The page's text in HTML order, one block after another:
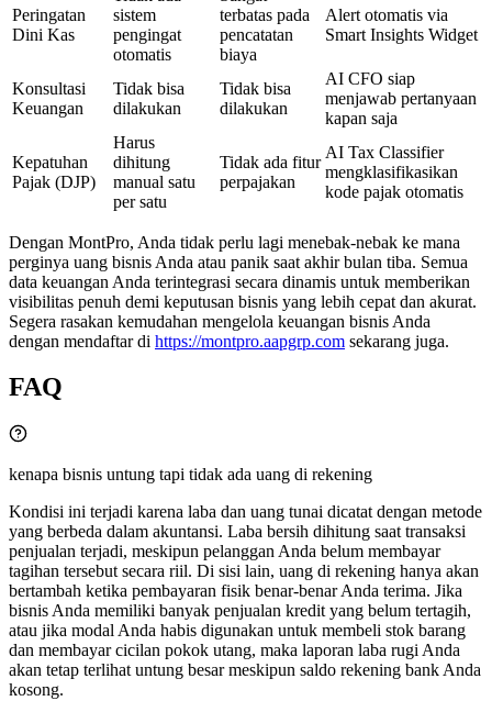
Peringatan
Dini Kas
sistem
pengingat
otomatis
terbatas pada
pencatatan
biaya
Alert otomatis via
Smart Insights Widget
Konsultasi
Keuangan
Tidak bisa
dilakukan
Tidak bisa
dilakukan
AI CFO siap
menjawab pertanyaan
kapan saja
Kepatuhan
Pajak (DJP)
Harus
dihitung
manual satu
per satu
Tidak ada fitur
perpajakan
AI Tax Classifier
mengklasifikasikan
kode pajak otomatis
Dengan MontPro, Anda tidak perlu lagi menebak-nebak ke mana
perginya uang bisnis Anda atau panik saat akhir bulan tiba. Semua
data keuangan Anda terintegrasi secara dinamis untuk memberikan
visibilitas penuh demi keputusan bisnis yang lebih cepat dan akurat.
Segera rasakan kemudahan mengelola keuangan bisnis Anda
dengan mendaftar di https://montpro.aapgrp.com sekarang juga.
FAQ
kenapa bisnis untung tapi tidak ada uang di rekening
Kondisi ini terjadi karena laba dan uang tunai dicatat dengan metode
yang berbeda dalam akuntansi. Laba bersih dihitung saat transaksi
penjualan terjadi, meskipun pelanggan Anda belum membayar
tagihan tersebut secara riil. Di sisi lain, uang di rekening hanya akan
bertambah ketika pembayaran fisik benar-benar Anda terima. Jika
bisnis Anda memiliki banyak penjualan kredit yang belum tertagih,
atau jika modal Anda habis digunakan untuk membeli stok barang
dan membayar cicilan pokok utang, maka laporan laba rugi Anda
akan tetap terlihat untung besar meskipun saldo rekening bank Anda
kosong.